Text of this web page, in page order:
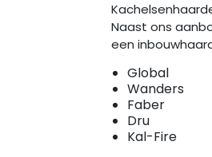
Naast ons
een
Global
Wanders
Faber
Dru
Kal-Fire